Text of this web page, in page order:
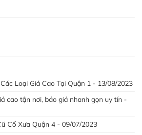
Loại Giá Cao Tại Quận 1 - 13/08/2023
cao tận nơi, báo giá nhanh gọn uy tín -
Cổ Xưa Quận 4 - 09/07/2023